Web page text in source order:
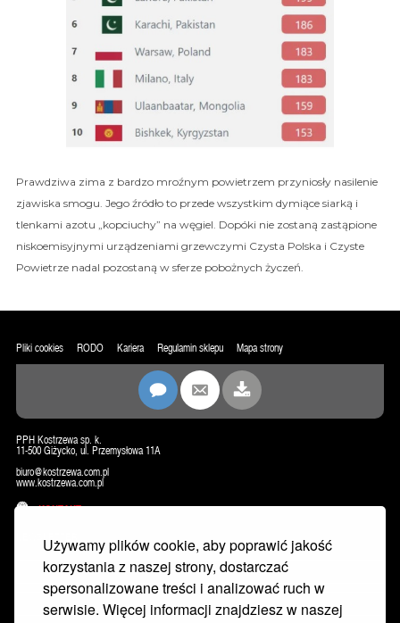
Używamy plików cookie, aby poprawić jakość
korzystania z naszej strony, dostarczać
spersonalizowane treści i analizować ruch w
serwisie. Więcej informacji znajdziesz w naszej
Prawdziwa zima z bardzo mroźnym powietrzem przyniosły nasilenie
zjawiska smogu. Jego źródło to przede wszystkim dymiące siarką i
tlenkami azotu „kopciuchy” na węgiel. Dopóki nie zostaną zastąpione
niskoemisyjnymi urządzeniami grzewczymi Czysta Polska i Czyste
Powietrze nadal pozostaną w sferze pobożnych życzeń.
Pliki cookies RODO Kariera Regulamin sklepu Mapa strony
PPH Kostrzewa sp. k.
11-500 Giżycko, ul. Przemysłowa 11A
biuro@kostrzewa.com.pl
www.kostrzewa.com.pl
KONTAKT